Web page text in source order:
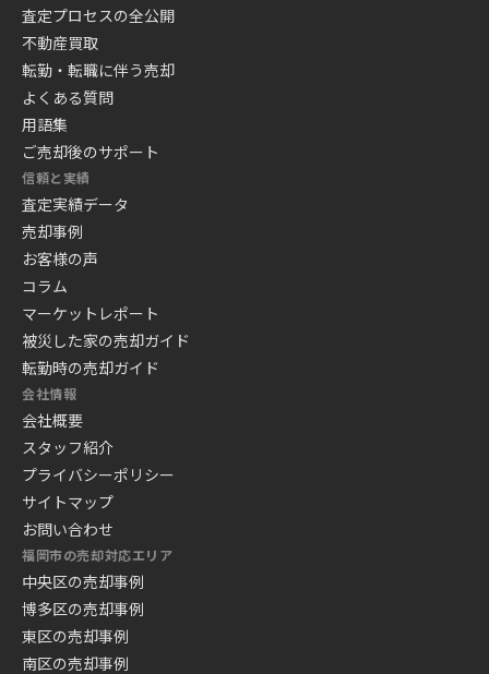
査定プロセスの全公開
不動産買取
転勤・転職に伴う売却
よくある質問
用語集
ご売却後のサポート
信頼と実績
査定実績データ
売却事例
お客様の声
コラム
マーケットレポート
被災した家の売却ガイド
転勤時の売却ガイド
会社情報
会社概要
スタッフ紹介
プライバシーポリシー
サイトマップ
お問い合わせ
福岡市の売却対応エリア
中央区の売却事例
博多区の売却事例
東区の売却事例
南区の売却事例